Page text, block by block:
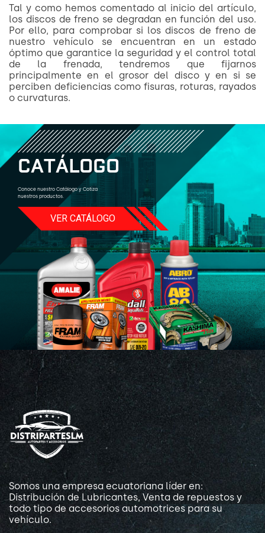
Tal y como hemos comentado al inicio del artículo,
los discos de freno se degradan en función del uso.
Por ello, para comprobar si los discos de freno de
nuestro vehículo se encuentran en un estado
óptimo que garantice la seguridad y el control total
de la frenada, tendremos que fijarnos
principalmente en el grosor del disco y en si se
perciben deficiencias como fisuras, roturas, rayados
o curvaturas.
CATÁLOGO
Conoce nuestro Catálogo y Cotiza
nuestros productos.
VER CATÁLOGO
Somos una empresa ecuatoriana líder en:
Distribución de Lubricantes, Venta de repuestos y
todo tipo de accesorios automotrices para su
vehículo.